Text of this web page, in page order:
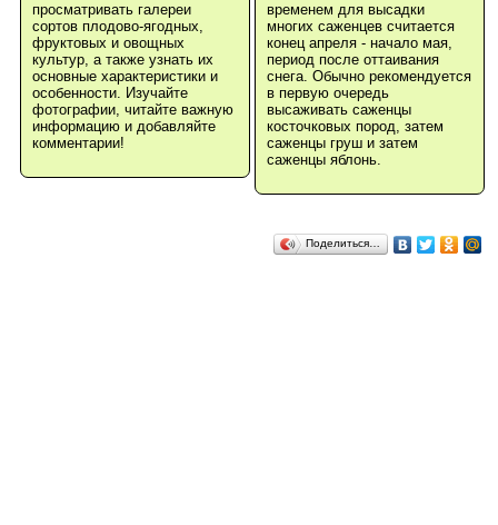
просматривать галереи
сортов плодово-ягодных,
фруктовых и овощных
культур, а также узнать их
основные характеристики и
особенности. Изучайте
фотографии, читайте важную
информацию и добавляйте
комментарии!
временем для высадки
многих саженцев считается
конец апреля - начало мая,
период после оттаивания
снега. Обычно рекомендуется
в первую очередь
высаживать саженцы
косточковых пород, затем
саженцы груш и затем
саженцы яблонь.
Поделиться…